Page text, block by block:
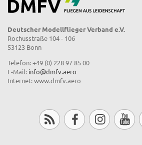
Deutscher Modellflieger Verband e.V.
Rochusstraße 104 - 106
53123 Bonn
Telefon: +49 (0) 228 97 85 00
E-Mail: info@dmfv.aero
Internet: www.dmfv.aero